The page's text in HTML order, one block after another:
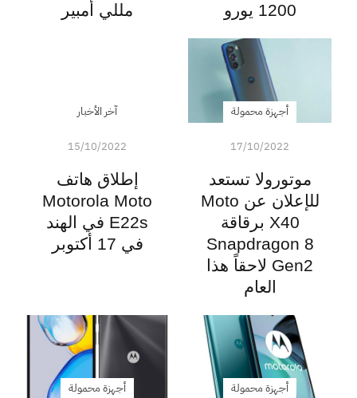
1200 يورو
مللي أمبير
أجهزة محمولة
17/10/2022
موتورولا تستعد
للإعلان عن Moto
X40 برقاقة
Snapdragon 8
Gen2 لاحقاً هذا
العام
آخر الأخبار
15/10/2022
إطلاق هاتف
Motorola Moto
E22s في الهند
في 17 أكتوبر
أجهزة محمولة أجهزة محمولة